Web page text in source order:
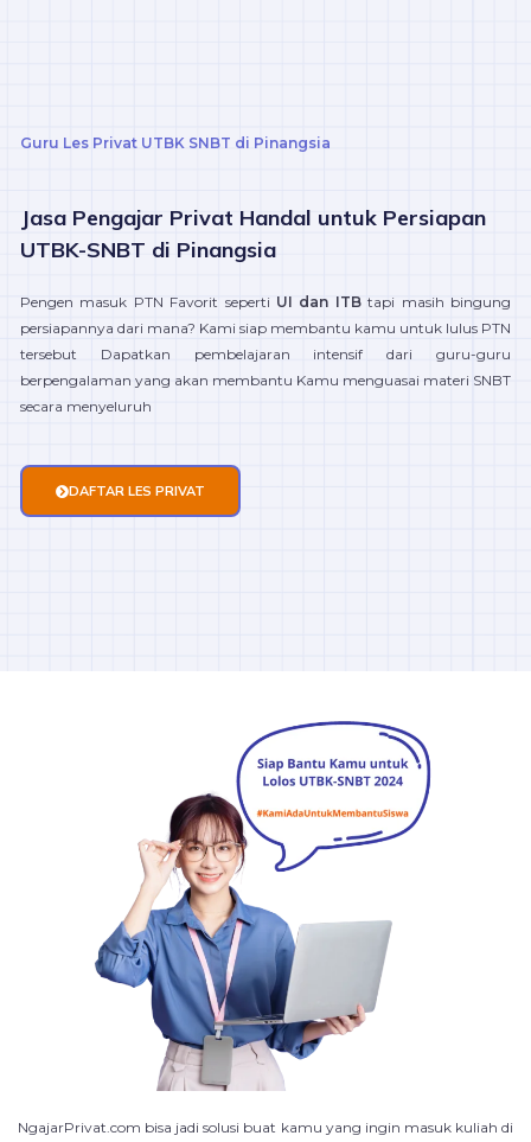
Guru Les Privat UTBK SNBT di Pinangsia
Jasa Pengajar Privat Handal untuk Persiapan
UTBK-SNBT di Pinangsia
Pengen masuk PTN Favorit seperti UI dan ITBtapi masih bingung
persiapannya dari mana? Kami siap membantu kamu untuk lulus PTN
tersebut Dapatkan pembelajaran intensif dari guru-guru
berpengalaman yang akan membantu Kamu menguasai materi SNBT
secara menyeluruh
DAFTAR LES PRIVAT
NgajarPrivat.com bisa jadi solusi buat kamu yang ingin masuk kuliah di